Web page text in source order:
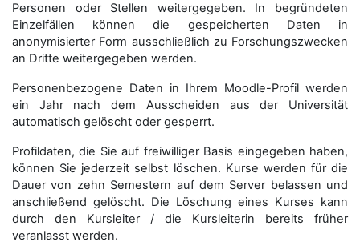
Personen oder Stellen weitergegeben. In begründeten
Einzelfällen können die gespeicherten Daten in
anonymisierter Form aus­schließ­lich zu Forschungszwecken
an Dritte weitergegeben werden.
Personenbezogene Daten in Ihrem Moodle-Profil werden
ein Jahr nach dem Ausscheiden aus der Universität
automatisch gelöscht oder gesperrt.
Profildaten, die Sie auf freiwilliger Basis eingegeben haben,
können Sie jederzeit selbst löschen. Kurse werden für die
Dauer von zehn Semestern auf dem Server belassen und
anschließend gelöscht. Die Löschung eines Kurses kann
durch den Kursleiter / die Kursleiterin bereits früher
veranlasst werden.